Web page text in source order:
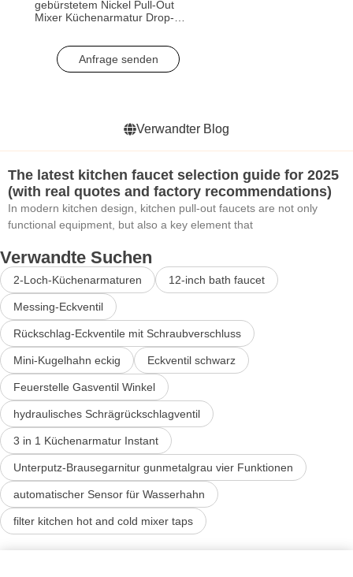
gebürstetem Nickel Pull-Out
Mixer Küchenarmatur Drop-
montiert für Bad
Anfrage senden
Verwandter Blog
The latest kitchen faucet selection guide for 2025
(with real quotes and factory recommendations)
In modern kitchen design, kitchen pull-out faucets are not only
functional equipment, but also a key element that
Verwandte Suchen
2-Loch-Küchenarmaturen 12-inch bath faucet
Messing-Eckventil
Rückschlag-Eckventile mit Schraubverschluss
Mini-Kugelhahn eckig Eckventil schwarz
Feuerstelle Gasventil Winkel
hydraulisches Schrägrückschlagventil
3 in 1 Küchenarmatur Instant
Unterputz-Brausegarnitur gunmetalgrau vier Funktionen
automatischer Sensor für Wasserhahn
filter kitchen hot and cold mixer taps